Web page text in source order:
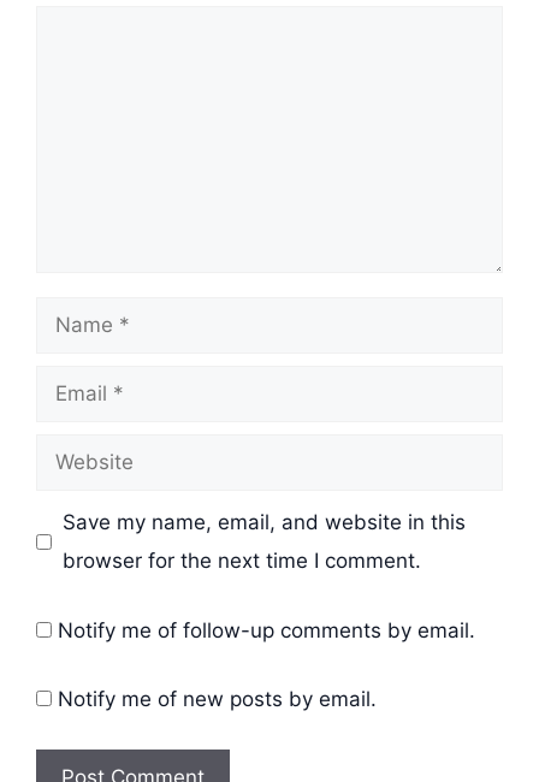
Name
Email
Website
Save my name, email, and website in this
browser for the next time I comment.
Notify me of follow-up comments by email.
Notify me of new posts by email.